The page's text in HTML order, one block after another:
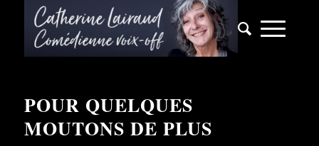
POUR QUELQUES
MOUTONS DE PLUS